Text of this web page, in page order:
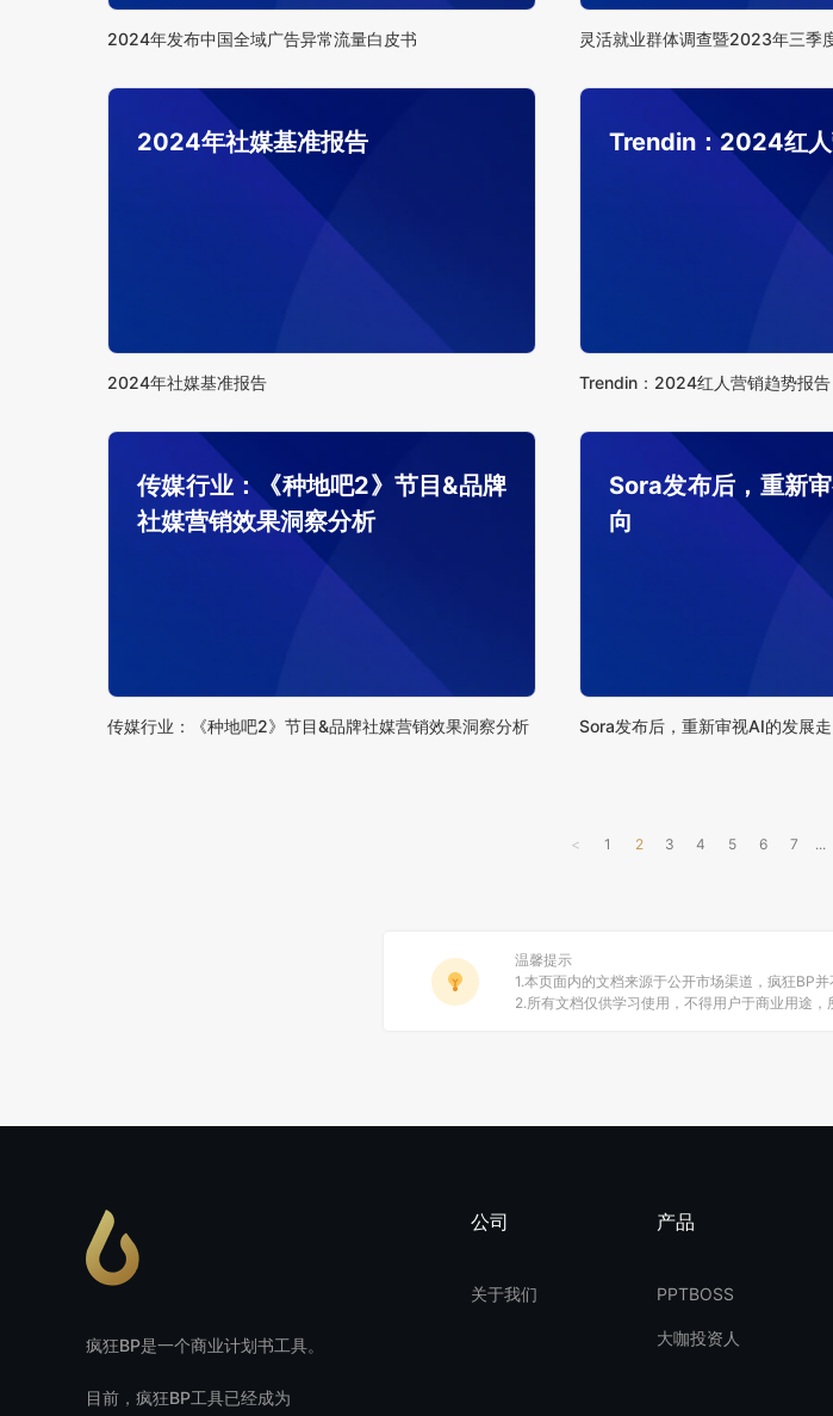
2024年发布中国全域广告异常流量白皮书 灵活就业群体调查暨2023年三季
2024年社媒基准报告
2024年社媒基准报告
Trendin：2024红人
Trendin：2024红人营销趋势报告
传媒行业：《种地吧2》节目&品牌
社媒营销效果洞察分析
传媒行业：《种地吧2》节目&品牌社媒营销效果洞察分析
Sora发布后，重新
向
Sora发布后，重新审视AI的发展走
< 1 2 3 4 5 6 7 ...
温馨提示
1.本页面内的文档来源于公开市场渠道，疯狂BP
2.所有文档仅供学习使用，不得用户于商业用途
疯狂BP是一个商业计划书工具。
目前，疯狂BP工具已经成为
公司
关于我们
产品
PPTBOSS
大咖投资人